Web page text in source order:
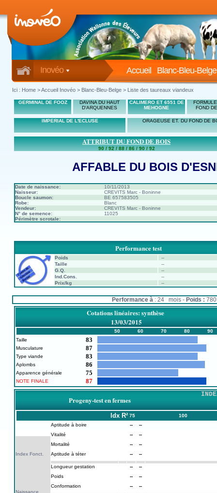
Inovéo Blanc-Bleu-Belge
Accueil
Ici : Home >Accueil Inovéo > Blanc-Bleu-Belge > Liste des taureaux viandeux
GERMINAL DE FOOZ
DAVINA DU HAUT
D'ARQUENNES
CALIMERO ET 6551 DE
MEHOGNE
FOND
IMPERIAL DE L'ECLUSE ORAGEUSE ET. DU FOND DE
ATTRIBUT DU FOND DE BOIS
90 / 92 / 88 / 86 / 90 / 92
AFFABLE DU BOIS
Date de naissance:
10/11/2013
Naisseur:
CREVITS Marc - Boninne
Boucle saumon:
BE 657583505
Robe:
Blanc
Vendeur:
CREVITS Marc - Boninne
N° de semence:
11025
Périmètre scrotale:
Performance test
Poids
--
Taille
--
G.Q.
--
Ind.Cons.
--
Prix/kg
--
Performance à: 24 mois - Poids :
Cotations linéaires: synthèse
13/03/2015
50 60 70 80
90
Taille
83
Musculature 87
Type viande 83
Aplombs 86
Apparence générale 75
NOTE FINALE 87
Progeny-test en fermes
Idx R² 75 100
Index Fonct.
Naissance
Aptitude à boire --
--
Vitalité
--
--
Mortalité
--
--
Aptitude à téter
-- --
Longueur gestation --
--
Poids
--
--
Conformation
-- --